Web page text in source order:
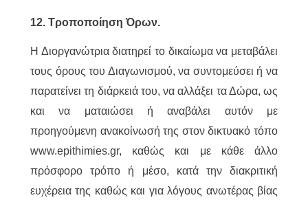
12. Τροποποίηση Όρων.
Η Διοργανώτρια διατηρεί το δικαίωμα να μεταβάλει
τους όρους του Διαγωνισμού, να συντομεύσει ή να
παρατείνει τη διάρκειά του, να αλλάξει τα Δώρα, ως
και να ματαιώσει ή αναβάλει αυτόν με
προηγούμενη ανακοίνωσή της στον δικτυακό τόπο
www.epithimies.gr, καθώς και με κάθε άλλο
πρόσφορο τρόπο ή μέσο, κατά την διακριτική
ευχέρεια της καθώς και για λόγους ανωτέρας βίας